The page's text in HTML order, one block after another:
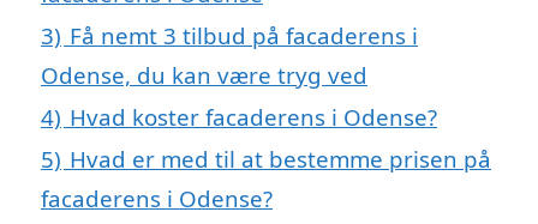
3) Få nemt 3 tilbud på facaderens i
Odense, du kan være tryg ved
4) Hvad koster facaderens i Odense?
5) Hvad er med til at bestemme prisen på
facaderens i Odense?